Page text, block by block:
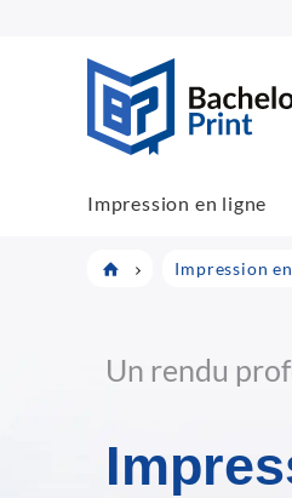
Impression en ligne
Impression
Un rendu